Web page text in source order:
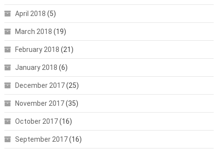
April 2018 (5)
March 2018 (19)
February 2018 (21)
January 2018 (6)
December 2017(25)
November 2017(35)
October 2017(16)
September 2017(16)